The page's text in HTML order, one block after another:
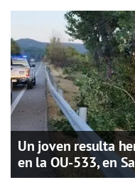
Un joven resulta
en la OU-533, en